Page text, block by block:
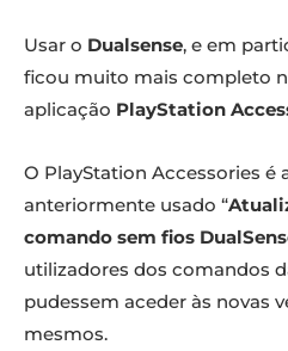
Usar o Dualsense, e em
ficou muito mais completo
aplicação PlayStation
O PlayStation Accessories é
anteriormente usado “
comando sem fios
utilizadores dos comandos
pudessem aceder às novas
mesmos.